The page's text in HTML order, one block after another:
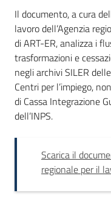
Regione
Emilia-
Romagna
Regione
Novità
Servizi
Il documento, a cura
lavoro dell’Agenzia
di ART-ER, analizza i
trasformazioni e
negli archivi SILER
Centri per l’impiego,
di Cassa Integrazione
dell’INPS.
Scarica il
regionale per il